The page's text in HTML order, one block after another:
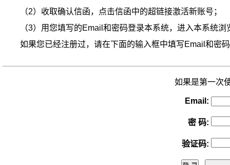
（2）收取确认信函，点击信函中的超链接激活新账号；
（3）用您填写的Email和密码登录本系统，进入本系统
如果您已经注册过，请在下面的输入框中填写Email和密
如果是第一次
Email:
密 码:
验证码: